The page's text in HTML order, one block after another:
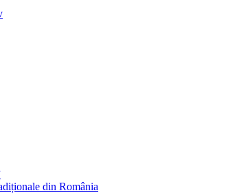
din România